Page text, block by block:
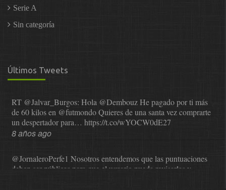
Serie A
Sin categoría
Últimos Tweets
RT @Jalvar_Burgos: Hola @DembouzHe pagado por ti más
de 60 kilos en @futmondoQuieres de una santa vez comprarte
un despertador para… https://t.co/wYOCW0dE27
8 años ago
@JornaleroPerfe1 Nosotros entendemos que las puntuaciones
deben ser públicas para que el usuario pueda revisarlas y…